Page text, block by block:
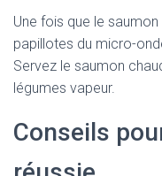
Une fois que le
papillotes du micro-
Servez le saumon
légumes vapeur.
Conseils